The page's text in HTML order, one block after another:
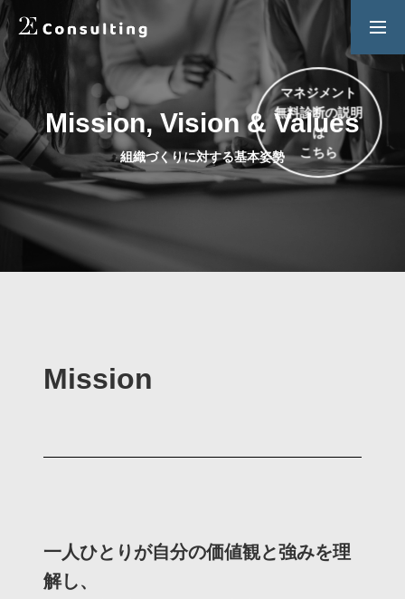
２Ｅ式管理職養成プログラム お問い合わせ
SERVICES
人材育成／経営サポートプログラム
CONTENTS
2E Consulting の人材育成について
Mission, Vision & Values
組織づくりに対する基本姿勢
Mission
一人ひとりが自分の価値観と強みを理
解し、
マネジメント
無料診断の説明
は
こちら